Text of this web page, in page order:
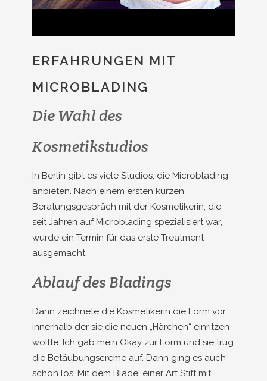
ERFAHRUNGEN MIT
MICROBLADING
Die Wahl des
Kosmetikstudios
In Berlin gibt es viele Studios, die Microblading
anbieten. Nach einem ersten kurzen
Beratungsgespräch mit der Kosmetikerin, die
seit Jahren auf Microblading spezialisiert war,
wurde ein Termin für das erste Treatment
ausgemacht.
Ablauf des Bladings
Dann zeichnete die Kosmetikerin die Form vor,
innerhalb der sie die neuen „Härchen“ einritzen
wollte. Ich gab mein Okay zur Form und sie trug
die Betäubungscreme auf. Dann ging es auch
schon los: Mit dem Blade, einer Art Stift mit